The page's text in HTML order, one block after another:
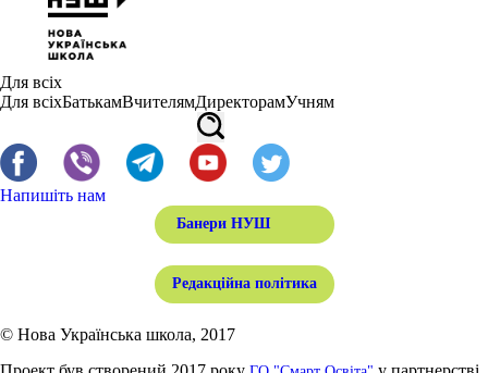
Для всіх
Для всіхБатькамВчителямДиректорамУчням
Напишіть нам
Банери НУШ
Редакційна політика
© Нова Українська школа, 2017